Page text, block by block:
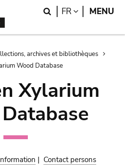
Search
FR LANGUAGE
MENU
archives et bibliothèques
Wood Database
Xylarium
| Contact persons